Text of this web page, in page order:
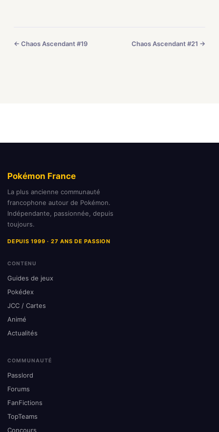
← Chaos Ascendant #19 Chaos Ascendant #21 →
Pokémon France
La plus ancienne communauté
francophone autour de Pokémon.
Indépendante, passionnée, depuis
toujours.
DEPUIS 1999 · 27 ANS DE PASSION
CONTENU
Guides de jeux
Pokédex
JCC / Cartes
Animé
Actualités
COMMUNAUTÉ
Passlord
Forums
FanFictions
TopTeams
Concours